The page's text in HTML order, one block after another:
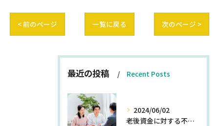
< 前のページ 一覧に戻る 次のページ >
最近の投稿 Recent Posts
2024/06/02
老後資金に対する不安を解消する方法